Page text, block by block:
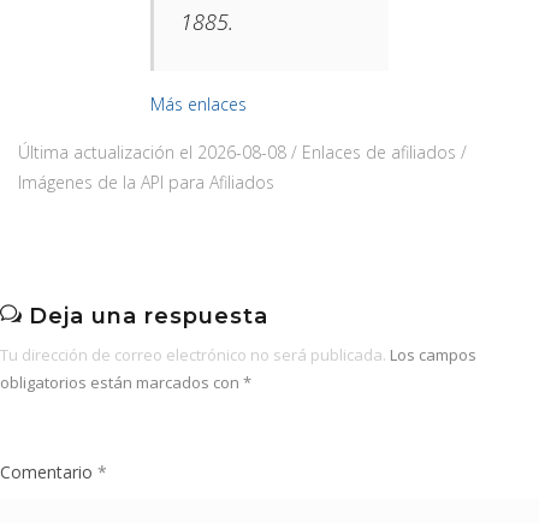
1885.​
Más enlaces
Última actualización el 2026-08-08 / Enlaces de afiliados /
Imágenes de la API para Afiliados
Deja una respuesta
Tu dirección de correo electrónico no será publicada. Los campos
obligatorios están marcados con *
Comentario *